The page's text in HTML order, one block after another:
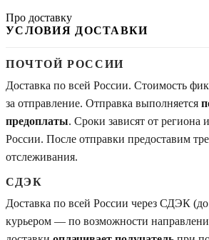
Про доставку
УСЛОВИЯ ДОСТАВКИ
ПОЧТОЙ РОССИИ
Доставка по всей России. Стоимость
за отправление. Отправка выполняется
предоплаты. Сроки зависят от региона
России. После отправки предоставим
отслеживания.
СДЭК
Доставка по всей России через СДЭК
курьером — по возможности